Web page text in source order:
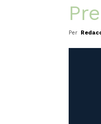
Per